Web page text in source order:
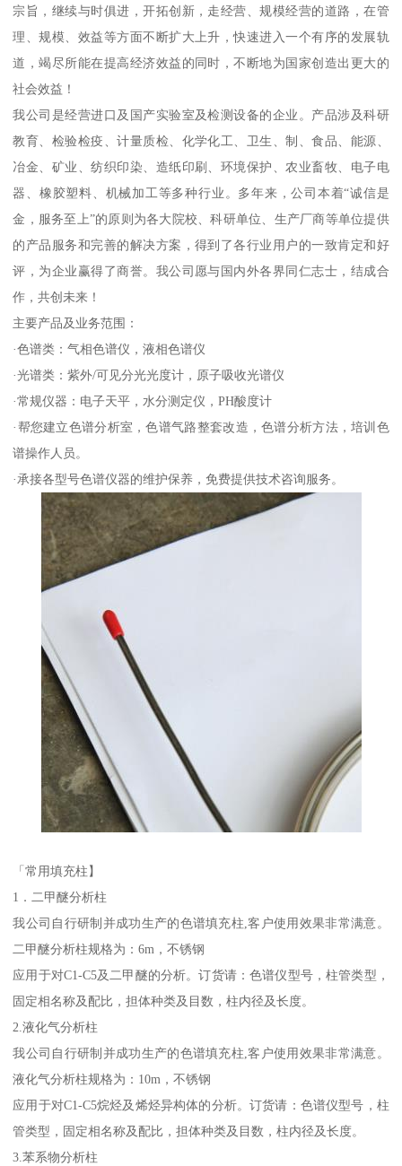
宗旨，继续与时俱进，开拓创新，走经营、规模经营的道路，在管
理、规模、效益等方面不断扩大上升，快速进入一个有序的发展轨
道，竭尽所能在提高经济效益的同时，不断地为国家创造出更大的
社会效益！
我公司是经营进口及国产实验室及检测设备的企业。产品涉及科研
教育、检验检疫、计量质检、化学化工、卫生、制、食品、能源、
冶金、矿业、纺织印染、造纸印刷、环境保护、农业畜牧、电子电
器、橡胶塑料、机械加工等多种行业。多年来，公司本着“诚信是
金，服务至上”的原则为各大院校、科研单位、生产厂商等单位提供
的产品服务和完善的解决方案，得到了各行业用户的一致肯定和好
评，为企业赢得了商誉。我公司愿与国内外各界同仁志士，结成合
作，共创未来！
主要产品及业务范围：
·色谱类：气相色谱仪，液相色谱仪
·光谱类：紫外/可见分光光度计，原子吸收光谱仪
·常规仪器：电子天平，水分测定仪，PH酸度计
·帮您建立色谱分析室，色谱气路整套改造，色谱分析方法，培训色
谱操作人员。
·承接各型号色谱仪器的维护保养，免费提供技术咨询服务。
「常用填充柱】
1．二甲醚分析柱
我公司自行研制并成功生产的色谱填充柱,客户使用效果非常满意。
二甲醚分析柱规格为：6m，不锈钢
应用于对C1-C5及二甲醚的分析。订货请：色谱仪型号，柱管类型，
固定相名称及配比，担体种类及目数，柱内径及长度。
2.液化气分析柱
我公司自行研制并成功生产的色谱填充柱,客户使用效果非常满意。
液化气分析柱规格为：10m，不锈钢
应用于对C1-C5烷烃及烯烃异构体的分析。订货请：色谱仪型号，柱
管类型，固定相名称及配比，担体种类及目数，柱内径及长度。
3.苯系物分析柱